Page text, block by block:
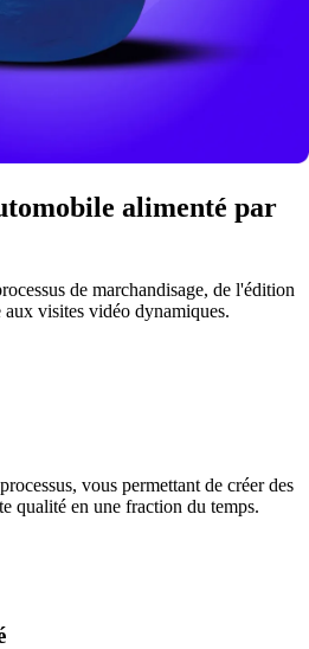
alimenté par
de marchandisage, de l'édition
visites vidéo dynamiques.
vous permettant de créer des
qualité en une fraction du temps.